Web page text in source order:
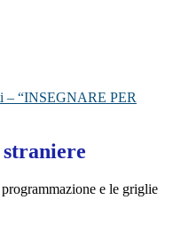
– “INSEGNARE PER
e le griglie